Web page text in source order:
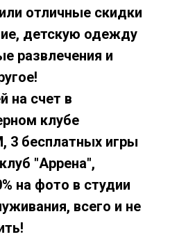
отличные скидки
детскую одежду
развлечения и
на счет в
клубе
3 бесплатных игры
"Аррена",
на фото в студии
всего и не